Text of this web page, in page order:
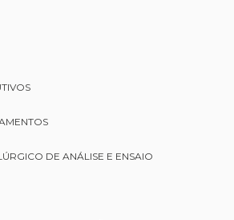
DE ANÁLISE E ENSAIO